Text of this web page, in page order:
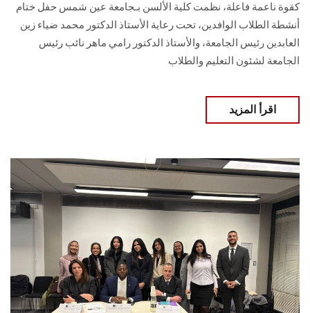
كقوة ناعمة فاعلة، نظمت كلية الألسن بـجامعة عين شمس حفل ختام
أنشطة الطلاب الوافدين، تحت رعاية الأستاذ الدكتور محمد ضياء زين
العابدين رئيس الجامعة، والأستاذ الدكتور رامي ماهر نائب رئيس
الجامعة لشئون التعليم والطلاب
اقرأ المزيد